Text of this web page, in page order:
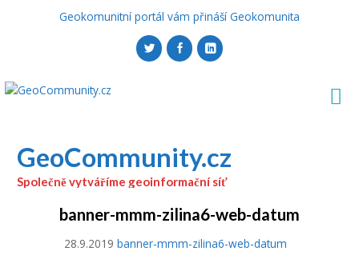
Geokomunitní portál vám přináší Geokomunita
GeoCommunity.cz
Společně vytváříme geoinformační síť
banner-mmm-zilina6-web-datum
28.9.2019 banner-mmm-zilina6-web-datum